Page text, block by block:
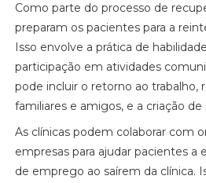
Como parte do processo de
preparam os pacientes para a
Isso envolve a prática de
participação em atividades
pode incluir o retorno ao trabalho,
familiares e amigos, e a criação de
As clínicas podem colaborar com
empresas para ajudar pacientes a
de emprego ao saírem da clínica.